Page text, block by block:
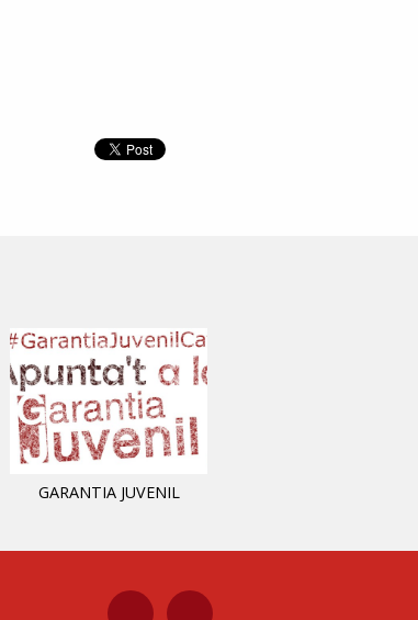
GARANTIA JUVENIL